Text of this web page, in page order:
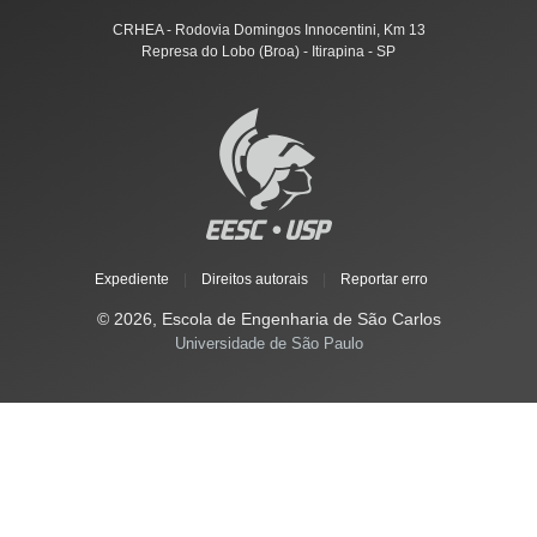
CRHEA - Rodovia Domingos Innocentini, Km 13
Represa do Lobo (Broa) - Itirapina - SP
Expediente Direitos autorais Reportar erro
© 2026, Escola de Engenharia de São Carlos
Universidade de São Paulo